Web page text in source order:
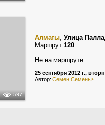
597
Алматы, Улица
Маршрут 120
Не на маршруте.
25 сентября 2012 г.,
Автор: Семен Семеныч